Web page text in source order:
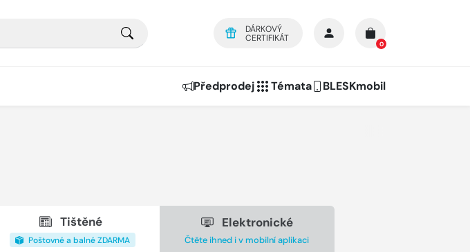
DÁRKOVÝ
CERTIFIKÁT
0
Předprodej Témata BLESKmobil
Tištěné
Poštovné a balné ZDARMA
Elektronické
Čtěte ihned i v mobilní aplikaci